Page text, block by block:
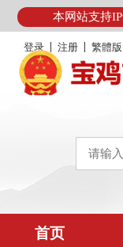
本网站支持
登录 注册 繁體版
首页